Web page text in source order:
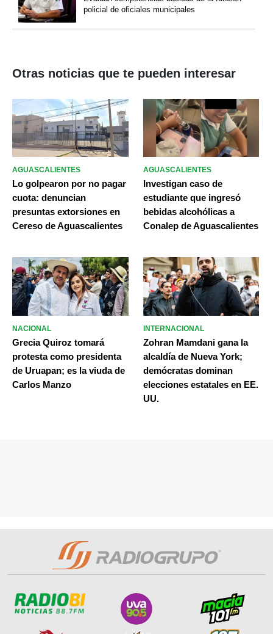
policial de oficiales municipales
Otras noticias que te pueden interesar
AGUASCALIENTES
Lo golpearon por no pagar
cuota: denuncian
presuntas extorsiones en
Cereso de Aguascalientes
AGUASCALIENTES
Investigan caso de
estudiante que ingresó
bebidas alcohólicas a
Conalep de Aguascalientes
NACIONAL
Grecia Quiroz tomará
protesta como presidenta
de Uruapan; es la viuda de
Carlos Manzo
INTERNACIONAL
Zohran Mamdani gana la
alcaldía de Nueva York;
demócratas dominan
elecciones estatales en EE.
UU.